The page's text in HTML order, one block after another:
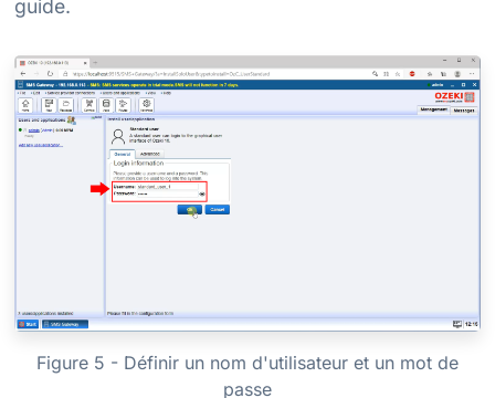
guide.
Figure 5 - Définir un nom d'utilisateur et un mot de
passe